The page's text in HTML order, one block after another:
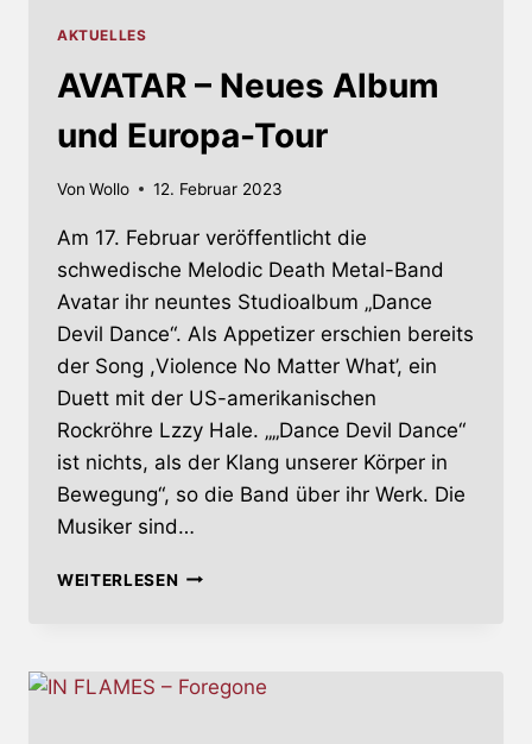
AKTUELLES
AVATAR – Neues Album
und Europa-Tour
Von Wollo 12. Februar 2023
Am 17. Februar veröffentlicht die
schwedische Melodic Death Metal-Band
Avatar ihr neuntes Studioalbum „Dance
Devil Dance“. Als Appetizer erschien bereits
der Song ,Violence No Matter What’, ein
Duett mit der US-amerikanischen
Rockröhre Lzzy Hale. „„Dance Devil Dance“
ist nichts, als der Klang unserer Körper in
Bewegung“, so die Band über ihr Werk. Die
Musiker sind…
WEITERLESENAVATAR
EUROPA-